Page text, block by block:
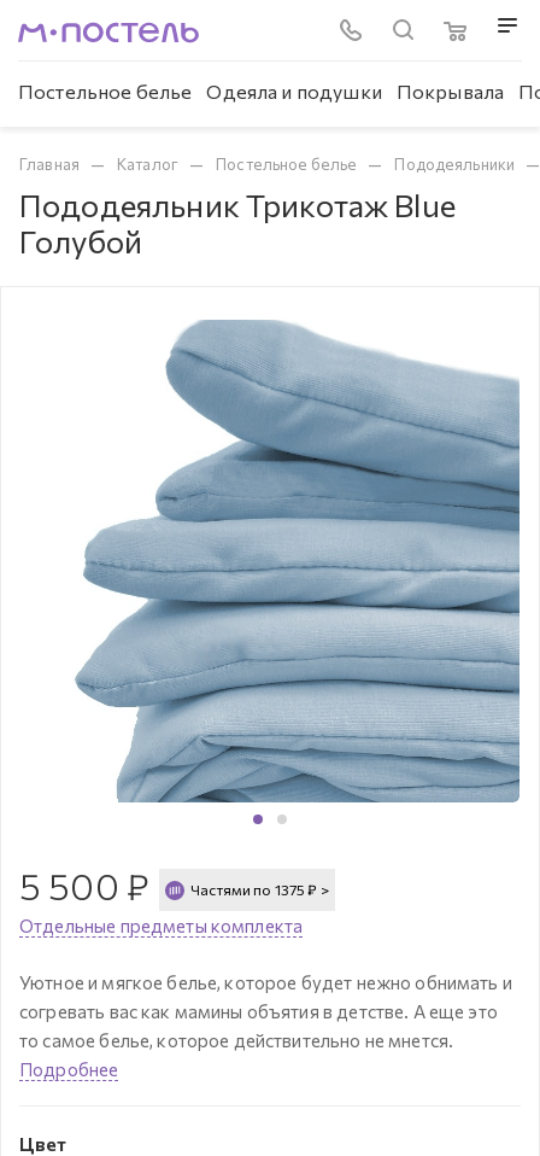
Постельное белье Одеяла и подушки Покрывала
Главная — Каталог — Постельное белье — Пододеяльники —
Пододеяльник Трикотаж Blue
Голубой
5 500 ₽ Частями по 1375 ₽ >
Отдельные предметы комплекта
Уютное и мягкое белье, которое будет нежно обнимать и
согревать вас как мамины объятия в детстве. А еще это
то самое белье, которое действительно не мнется.
Подробнее
Цвет